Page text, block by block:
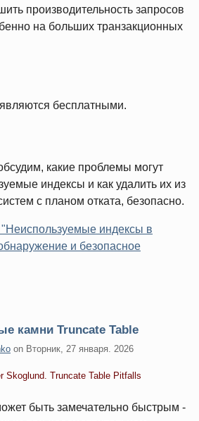
производительность запросов
на больших транзакционных
бесплатными.
какие проблемы могут
индексы и как удалить их из
с планом отката, безопасно.
индексы в
и безопасное
камни Truncate Table
on Вторник, 27 января. 2026
Skoglund. Truncate Table Pitfalls
быть замечательно быстрым -